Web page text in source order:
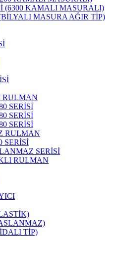
(6300 KAMALI MASURALI)
MASURA AĞIR TİP)
RULMAN
SERİSİ
SERİSİ
SERİSİ
RULMAN
SERİSİ
SERİSİ
RULMAN
TİP)